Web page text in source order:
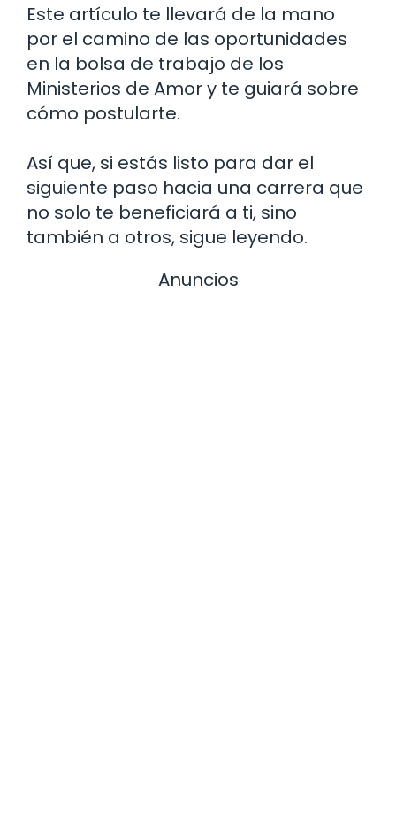
Este artículo te llevará de la mano
por el camino de las oportunidades
en la bolsa de trabajo de los
Ministerios de Amor y te guiará sobre
cómo postularte.
Así que, si estás listo para dar el
siguiente paso hacia una carrera que
no solo te beneficiará a ti, sino
también a otros, sigue leyendo.
Anuncios